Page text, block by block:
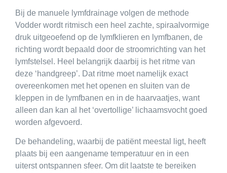
Bij de manuele lymfdrainage volgen de methode
Vodder wordt ritmisch een heel zachte, spiraalvormige
druk uitgeoefend op de lymfklieren en lymfbanen, de
richting wordt bepaald door de stroomrichting van het
lymfstelsel. Heel belangrijk daarbij is het ritme van
deze ‘handgreep’. Dat ritme moet namelijk exact
overeenkomen met het openen en sluiten van de
kleppen in de lymfbanen en in de haarvaatjes, want
alleen dan kan al het ‘overtollige’ lichaamsvocht goed
worden afgevoerd.
De behandeling, waarbij de patiënt meestal ligt, heeft
plaats bij een aangename temperatuur en in een
uiterst ontspannen sfeer. Om dit laatste te bereiken